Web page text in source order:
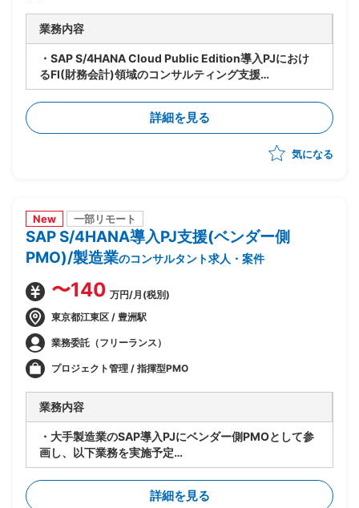
業務内容
・SAP S/4HANA Cloud Public Edition導入PJにおけ
るFI(財務会計)領域のコンサルティング支援
・ベンダー側、SAPコンサルタントポジション
・財務会計管理および決算処理に関するコンサルティン
・固定資産管理、建設仮勘定領域の要件定義、設計支援
・SD、MM、FICOモジュール間の連携要件整理、調整
詳細を見る
気になる
New 一部リモート
SAP S/4HANA導入PJ支援(ベンダー側
PMO)/製造業のコンサルタント求人・案件
〜140 万円/月(税別)
東京都江東区 / 豊洲駅
業務委託（フリーランス）
プロジェクト管理 / 指揮型PMO
業務内容
・大手製造業のSAP導入PJにベンダー側PMOとして参
画し、以下業務を実施予定
・PJ規模は500人月以上
-進捗/品質/課題管理
-リカバリー時の要因分析/リカバリープランの策定
詳細を見る